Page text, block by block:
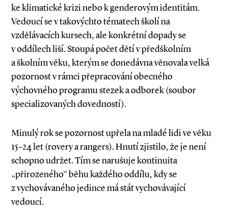
ke klimatické krizi nebo k genderovým identitám.
Vedoucí se v takovýchto tématech školí na
vzdělávacích kursech, ale konkrétní dopady se
v oddílech liší. Stoupá počet dětí v předškolním
a školním věku, kterým se donedávna věnovala velká
pozornost v rámci přepracování obecného
výchovného programu stezek a odborek (soubor
specializovaných dovedností).
Minulý rok se pozornost upřela na mladé lidi ve věku
15–24 let (rovery a rangers). Hnutí zjistilo, že je není
schopno udržet. Tím se narušuje kontinuita
„přirozeného“ běhu každého oddílu, kdy se
z vychovávaného je­dince má stát vychovávající
vedoucí.